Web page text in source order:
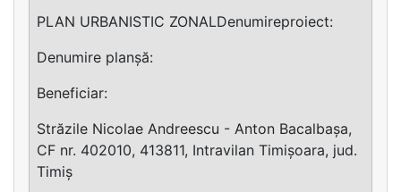
PLAN URBANISTIC ZONALDenumireproiect:
Denumire planșă:
Beneficiar:
Străzile Nicolae Andreescu - Anton Bacalbașa,
CF nr. 402010, 413811, Intravilan Timișoara, jud.
Timiș